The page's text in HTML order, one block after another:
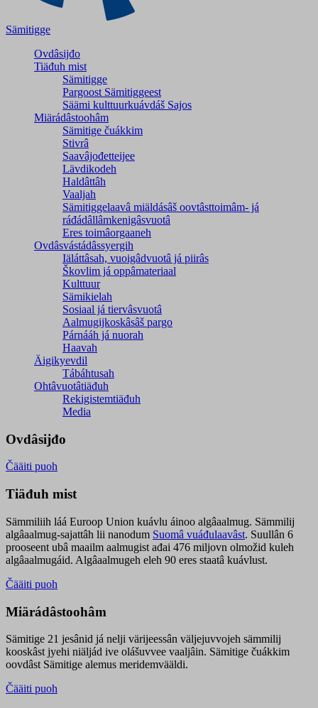
Sämitigge
Ovdâsijđo
Tiäđuh mist
Sämitigge
Pargoost Sämitiggeest
Säämi kulttuurkuávdáš Sajos
Miärádâstoohâm
Sämitige čuákkim
Stivrâ
Saavâjođetteijee
Lävdikodeh
Haldâttâh
Vaaljah
Sämitiggelaavâ miäldásâš oovtâsttoimâm- já
ráđádâllâmkenigâsvuotâ
Eres toimâorgaaneh
Ovdâsvástádâssyergih
Iäláttâsah, vuoigâdvuotâ já piirâs
Škovlim já oppâmateriaal
Kulttuur
Sämikielah
Sosiaal já tiervâsvuotâ
Aalmugijkoskâsâš pargo
Párnááh já nuorah
Haavah
Äigikyevdil
Tábáhtusah
Ohtâvuotâtiäđuh
Rekigistemtiäđuh
Media
Ovdâsijđo
Čääiti puoh
Tiäđuh mist
Sämmiliih láá Euroop Union kuávlu áinoo algâaalmug. Sämmilij
algâaalmug-sajattâh lii nanodum Suomâ vuáđulaavâst. Suullân 6
prooseent ubâ maailm aalmugist ađai 476 miljovn olmožid kuleh
algâaalmugáid. Algâaalmugeh eleh 90 eres staatâ kuávlust.
Čääiti puoh
Miärádâstoohâm
Sämitige 21 jesânid já nelji värijeessân väljejuvvojeh sämmilij
kooskâst jyehi niäljád ive olášuvvee vaaljâin. Sämitige čuákkim
oovdâst Sämitige alemus meridemvääldi.
Čääiti puoh